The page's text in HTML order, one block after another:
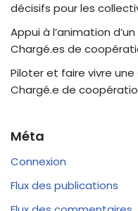
décisifs pour les
Appui à l’animation
Chargé.es de
Piloter et faire vivre une
Chargé.e de
Méta
Connexion
Flux des publications